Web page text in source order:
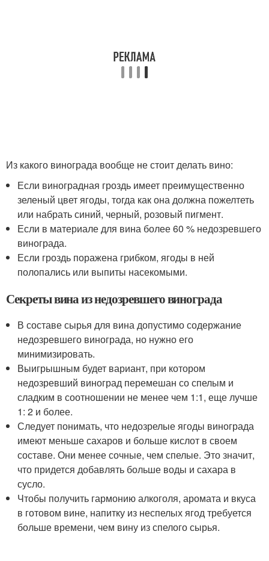
Из какого винограда вообще не стоит делать вино:
Если виноградная гроздь имеет преимущественно
зеленый цвет ягоды, тогда как она должна пожелтеть
или набрать синий, черный, розовый пигмент.
Если в материале для вина более 60 % недозревшего
винограда.
Если гроздь поражена грибком, ягоды в ней
полопались или выпиты насекомыми.
Секреты вина из недозревшего винограда
В составе сырья для вина допустимо содержание
недозревшего винограда, но нужно его
минимизировать.
Выигрышным будет вариант, при котором
недозревший виноград перемешан со спелым и
сладким в соотношении не менее чем 1:1, еще лучше
1: 2 и более.
Следует понимать, что недозрелые ягоды винограда
имеют меньше сахаров и больше кислот в своем
составе. Они менее сочные, чем спелые. Это значит,
что придется добавлять больше воды и сахара в
сусло.
Чтобы получить гармонию алкоголя, аромата и вкуса
в готовом вине, напитку из неспелых ягод требуется
больше времени, чем вину из спелого сырья.